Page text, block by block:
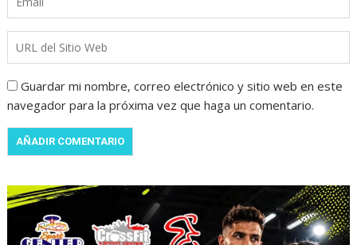
Guardar mi nombre, correo electrónico y sitio web en este
navegador para la próxima vez que haga un comentario.